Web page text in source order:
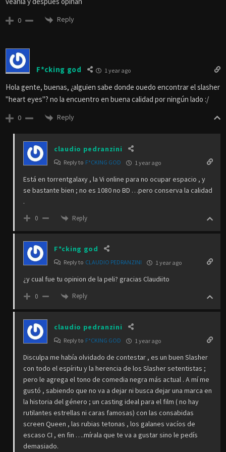
0 Reply
F*cking god 1 year ago
Hola gente, buenas, ¿alguien sabe donde ouedo encontrar el slasher
"heart eyes"? no la encuentro en buena calidad por ningún lado :/
0 Reply
claudio pedranzini
Reply to F*CKING GOD 1 year ago
Está en torrentgalaxy , la Vi online para no ocupar espacio , y
se bastante bien ; no es 1080 no BD …pero conserva la calidad
.
0 Reply
F*cking god
Reply to CLAUDIO PEDRANZINI 1 year ago
¿y cual fue tu opinion de la peli? gracias Claudiito
0 Reply
claudio pedranzini
Reply to F*CKING GOD 1 year ago
Disculpa me había olvidado de contestar , es un buen Slasher
con todo el espíritu y la herencia de los Slasher setentistas ;
pero le agrega el tono de comedia negra más actual . A mí me
gustó , sabiendo que no va a dejar ni busca dejar una marca en
la historia del género ; un casting ideal para el film ( no hay
rutilantes estrellas ni caras famosas) con las consabidas
screen Queen , las rubias tetonas , los galanes vacíos de
escaso CI , en fin ….mírala que te va a gustar sino le pedís
demasiado.